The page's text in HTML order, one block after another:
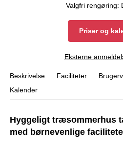
Valgfri rengøring:
Priser og
Eksterne
Beskrivelse Faciliteter
Kalender
Hyggeligt træsommerhus
med børnevenlige